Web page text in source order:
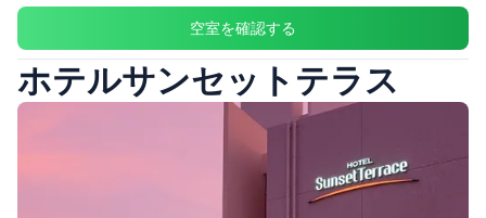
空室を確認する
ホテルサンセットテラス